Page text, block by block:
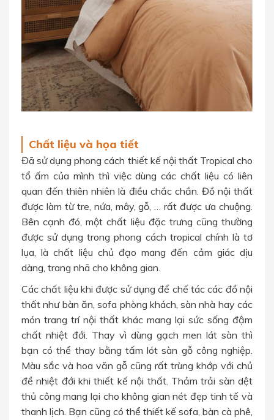
Chất liệu và họa tiết
Đã sử dụng phong cách thiết kế nội thất Tropical cho
tổ ấm của mình thì việc dùng các chất liệu có liên
quan đến thiên nhiên là điều chắc chắn. Đồ nội thất
được làm từ tre, nứa, mây, gỗ, … rất được ưa chuộng.
Bên cạnh đó, một chất liệu đặc trưng cũng thường
được sử dụng trong phong cách tropical chính là tơ
lụa, là chất liệu chủ đạo mang đến cảm giác dịu
dàng, trang nhã cho không gian.
Các chất liệu khi được sử dụng để chế tác các đồ nội
thất như bàn ăn, sofa phòng khách, sàn nhà hay các
món trang trí nội thất khác mang lại sức sống đậm
chất nhiệt đới. Thay vì dùng gạch men lát sàn thì
bạn có thể thay bằng tấm lót sàn gỗ công nghiệp.
Màu sắc và hoa văn gỗ cũng rất trùng khớp với chủ
đề nhiệt đới khi thiết kế nội thất. Thảm trải sàn dệt
thủ công mang lại cho không gian nét đẹp tinh tế và
thanh lịch. Bạn cũng có thể thiết kế sofa, bàn cà phê,